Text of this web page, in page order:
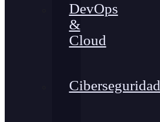
DevOps
&
Cloud
Ciberseguridad